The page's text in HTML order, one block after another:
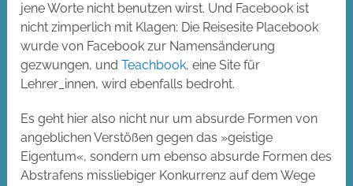
jene Worte nicht benutzen wirst. Und Facebook ist
nicht zimperlich mit Klagen: Die Reisesite Placebook
wurde von Facebook zur Namensänderung
gezwungen, undTeachbook, eine Site für
Lehrer_innen, wird ebenfalls bedroht.
Es geht hier also nicht nur um absurde Formen von
angeblichen Verstößen gegen das »geistige
Eigentum«, sondern um ebenso absurde Formen des
Abstrafens missliebiger Konkurrenz auf dem Wege